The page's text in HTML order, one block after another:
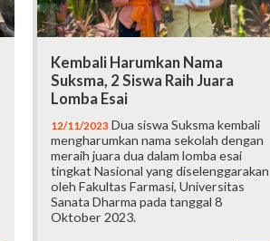
Kembali Harumkan Nama
Suksma, 2 Siswa Raih Juara
Lomba Esai
12/11/2023 Dua siswa Suksma kembali
mengharumkan nama sekolah dengan
meraih juara dua dalam lomba esai
tingkat Nasional yang diselenggarakan
oleh Fakultas Farmasi, Universitas
Sanata Dharma pada tanggal 8
Oktober 2023.